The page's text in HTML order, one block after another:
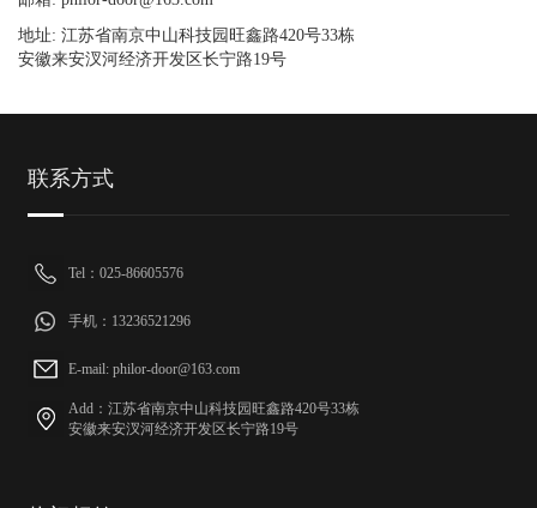
地址: 江苏省南京中山科技园旺鑫路420号33栋
安徽来安汊河经济开发区长宁路19号
联系方式
Tel：025-86605576
手机：13236521296
E-mail: philor-door@163.com
Add：江苏省南京中山科技园旺鑫路420号33栋
安徽来安汊河经济开发区长宁路19号